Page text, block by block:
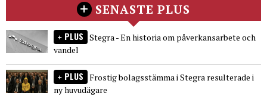
SENASTE PLUS
PLUS Stegra - En historia om påverkansarbete och
vandel
PLUS Frostig bolagsstämma i Stegra resulterade i
ny huvudägare